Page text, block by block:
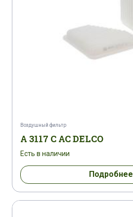
Воздушный фильтр
A 3117 C AC DELCO
Есть в наличии
Подробнее